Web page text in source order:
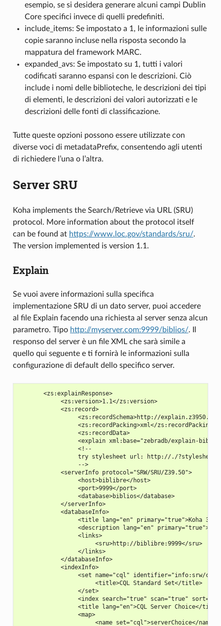
esempio, se si desidera generare alcuni campi Dublin
Core specifici invece di quelli predefiniti.
include_items: Se impostato a 1, le informazioni sulle
copie saranno incluse nella risposta secondo la
mappatura del framework MARC.
expanded_avs: Se impostato su 1, tutti i valori
codificati saranno espansi con le descrizioni. Ciò
include i nomi delle biblioteche, le descrizioni dei tipi
di elementi, le descrizioni dei valori autorizzati e le
descrizioni delle fonti di classificazione.
Tutte queste opzioni possono essere utilizzate con
diverse voci di metadataPrefix, consentendo agli utenti
di richiedere l’una o l’altra.
Server SRU
Koha implements the Search/Retrieve via URL (SRU)
protocol. More information about the protocol itself
can be found at https://www.loc.gov/standards/sru/.
The version implemented is version 1.1.
Explain
Se vuoi avere informazioni sulla specifica
implementazione SRU di un dato server, puoi accedere
al file Explain facendo una richiesta al server senza alcun
parametro. Tipo http://myserver.com:9999/biblios/. Il
responso del server è un file XML che sarà simile a
quello qui seguente e ti fornirà le informazioni sulla
configurazione di default dello specifico server.
       <zs:explainResponse>
            <zs:version>1.1</zs:version>
            <zs:record>
<zs:recordSchema>http://
                 <zs:recordPacking>xml</zs:recordPacking>
                 <zs:recordData>
<explain xml:base="zebradb/explain-
                 <!--
try stylesheet url: http://./
                 -->
            <serverInfo protocol="SRW/SRU/Z39.50">
                 <host>biblibre</host>
                 <port>9999</port>
                 <database>biblios</database>
            </serverInfo>
            <databaseInfo>
<title lang="en" primary="true">Koha 3
<description lang="en"
                 <links>
                      <sru>http://biblibre:9999</sru>
                 </links>
            </databaseInfo>
            <indexInfo>
<set name="cql" identifier="info:srw/
                      <title>CQL Standard Set</title>
                 </set>
<index search="true" scan="true"
<title lang="en">CQL Server Choice</
                 <map>
                      <name set="cql">serverChoice</name>